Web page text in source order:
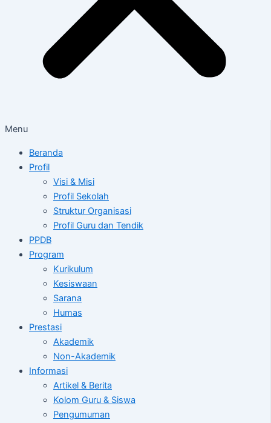
Menu
Beranda
Profil
Visi & Misi
Profil Sekolah
Struktur Organisasi
Profil Guru dan Tendik
PPDB
Program
Kurikulum
Kesiswaan
Sarana
Humas
Prestasi
Akademik
Non-Akademik
Informasi
Artikel & Berita
Kolom Guru & Siswa
Pengumuman